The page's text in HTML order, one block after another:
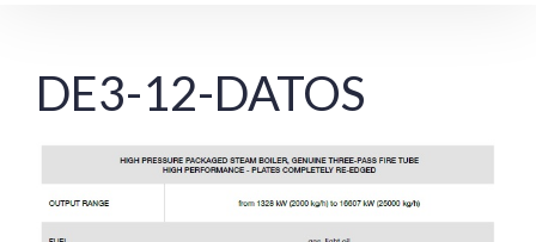
DE3-12-DATOS